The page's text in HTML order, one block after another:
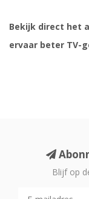
Bekijk direct het
ervaar beter TV-
Blijf op